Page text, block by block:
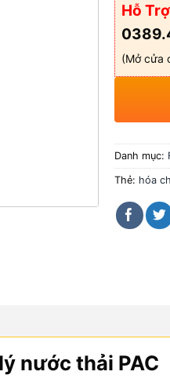
Hỗ
(Mở cửa
Danh mục:
Thẻ: hóa
nước thải PAC